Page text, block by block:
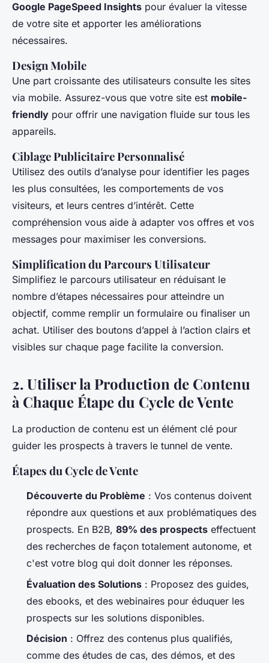
Google PageSpeed Insights pour évaluer la vitesse
de votre site et apporter les améliorations
nécessaires.
Design Mobile
Une part croissante des utilisateurs consulte les sites
via mobile. Assurez-vous que votre site est mobile-
friendly pour offrir une navigation fluide sur tous les
appareils.
Ciblage Publicitaire Personnalisé
Utilisez des outils d’analyse pour identifier les pages
les plus consultées, les comportements de vos
visiteurs, et leurs centres d’intérêt. Cette
compréhension vous aide à adapter vos offres et vos
messages pour maximiser les conversions.
Simplification du Parcours Utilisateur
Simplifiez le parcours utilisateur en réduisant le
nombre d’étapes nécessaires pour atteindre un
objectif, comme remplir un formulaire ou finaliser un
achat. Utiliser des boutons d’appel à l’action clairs et
visibles sur chaque page facilite la conversion.
2.Utiliser la Production de Contenu
à Chaque Étape du Cycle de Vente
La production de contenu est un élément clé pour
guider les prospects à travers le tunnel de vente.
Étapes du Cycle de Vente
Découverte du Problème : Vos contenus doivent
répondre aux questions et aux problématiques des
prospects. En B2B, 89% des prospects effectuent
des recherches de façon totalement autonome, et
c'est votre blog qui doit donner les réponses.
Évaluation des Solutions : Proposez des guides,
des ebooks, et des webinaires pour éduquer les
prospects sur les solutions disponibles.
Décision : Offrez des contenus plus qualifiés,
comme des études de cas, des démos, et des